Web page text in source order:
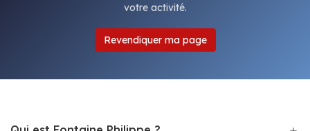
votre activité.
Revendiquer ma page